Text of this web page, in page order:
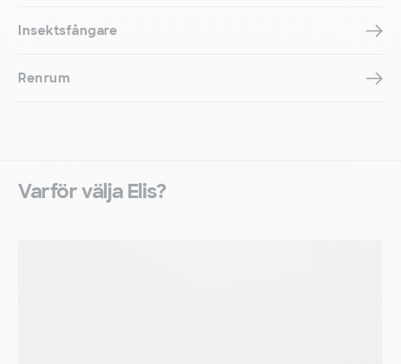
Insektsfångare
Renrum
Varför välja Elis?